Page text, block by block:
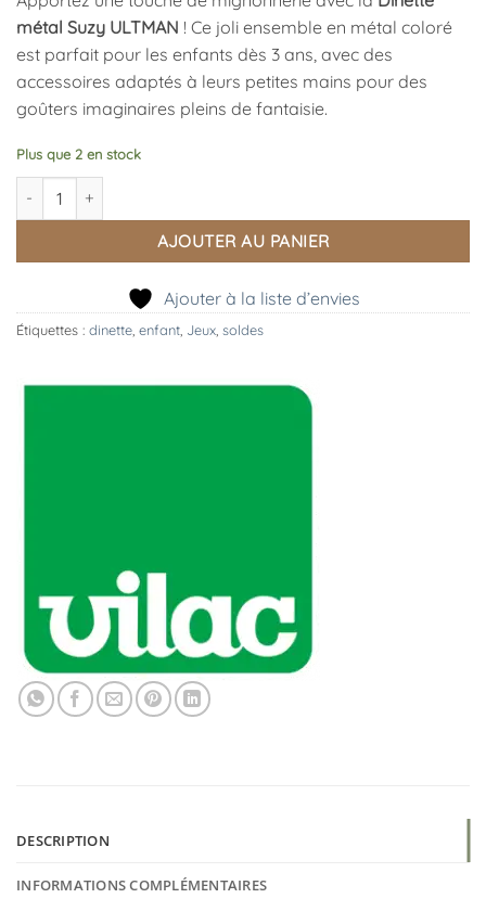
métal Suzy ULTMAN ! Ce joli ensemble en métal coloré
est parfait pour les enfants dès 3 ans, avec des
accessoires adaptés à leurs petites mains pour des
goûters imaginaires pleins de fantaisie.
Plus que 2 en stock
quantité de Dînette Musicale Métal Suzy ULTMAN, VILAC
AJOUTER AU PANIER
Ajouter à la liste d’envies
Étiquettes : dinette enfant Jeux soldes
DESCRIPTION
INFORMATIONS COMPLÉMENTAIRES